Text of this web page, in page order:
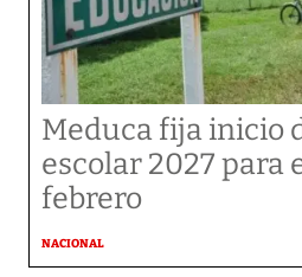
Meduca fija inicio
escolar 2027 para
febrero
NACIONAL